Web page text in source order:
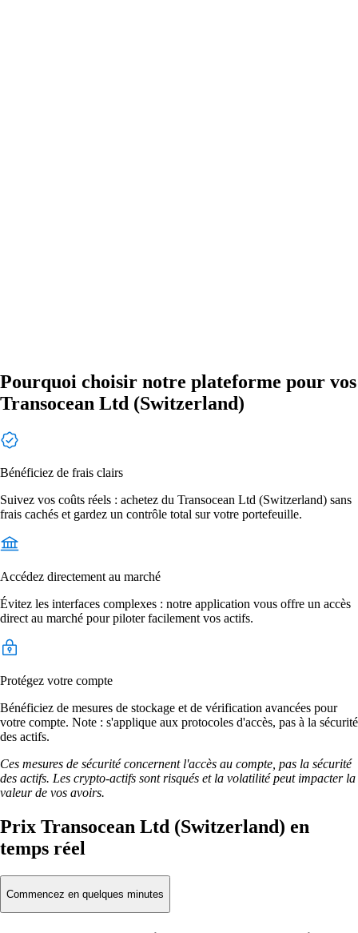
Pourquoi choisir notre plateforme pour vos
Transocean Ltd (Switzerland)
Bénéficiez de frais clairs
Suivez vos coûts réels : achetez du Transocean Ltd (Switzerland) sans
frais cachés et gardez un contrôle total sur votre portefeuille.
Accédez directement au marché
Évitez les interfaces complexes : notre application vous offre un accès
direct au marché pour piloter facilement vos actifs.
Protégez votre compte
Bénéficiez de mesures de stockage et de vérification avancées pour
votre compte. Note : s'applique aux protocoles d'accès, pas à la sécurité
des actifs.
Ces mesures de sécurité concernent l'accès au compte, pas la sécurité
des actifs. Les crypto-actifs sont risqués et la volatilité peut impacter la
valeur de vos avoirs.
Prix Transocean Ltd (Switzerland) en
temps réel
Commencez en quelques minutes